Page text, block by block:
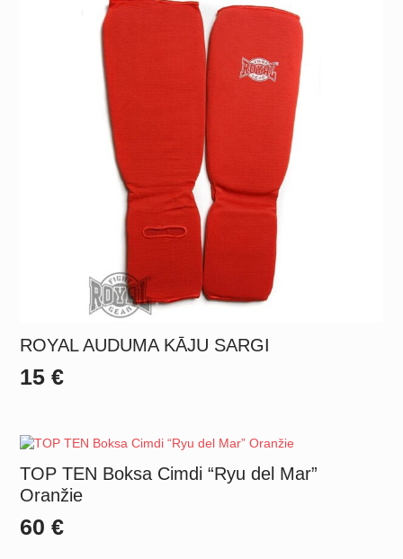
ROYAL AUDUMA KĀJU SARGI
15 €
TOP TEN Boksa Cimdi “Ryu del Mar”
Oranžie
60 €